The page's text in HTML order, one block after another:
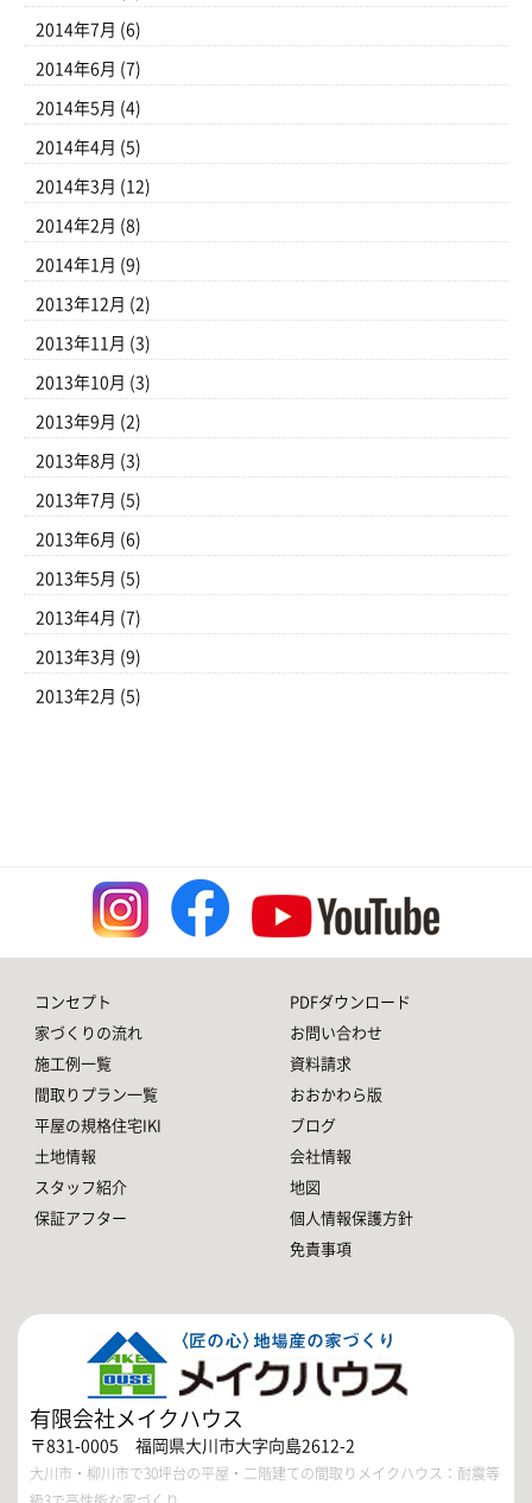
2014年7月 (6)
2014年6月 (7)
2014年5月 (4)
2014年4月 (5)
2014年3月 (12)
2014年2月 (8)
2014年1月 (9)
2013年12月 (2)
2013年11月 (3)
2013年10月 (3)
2013年9月 (2)
2013年8月 (3)
2013年7月 (5)
2013年6月 (6)
2013年5月 (5)
2013年4月 (7)
2013年3月 (9)
2013年2月 (5)
コンセプト
家づくりの流れ
施工例一覧
間取りプラン一覧
平屋の規格住宅IKI
土地情報
スタッフ紹介
保証アフター
PDFダウンロード
お問い合わせ
資料請求
おおかわら版
ブログ
会社情報
地図
個人情報保護方針
免責事項
有限会社メイクハウス
〒831-0005 福岡県大川市大字向島2612-2
大川市・柳川市で30坪台の平屋・二階建ての間取りメイクハウス：耐震等